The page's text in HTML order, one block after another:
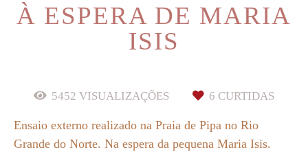
À ESPERA DE MARIA
ISIS
5452 VISUALIZAÇÕES 6 CURTIDAS
Ensaio externo realizado na Praia de Pipa no Rio
Grande do Norte. Na espera da pequena Maria Isis.